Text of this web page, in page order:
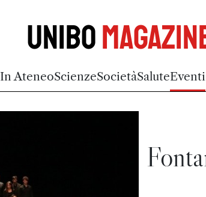
Unibo
In AteneoScienzeSocietàSaluteEventi